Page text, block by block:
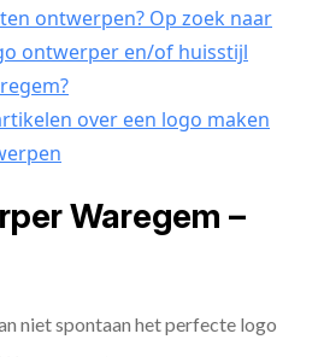
ontwerpen? Op zoek naar
ontwerper en/of huisstijl
over een logo maken
Waregem –
niet spontaan het perfecte logo